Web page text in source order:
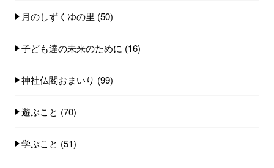
月のしずくゆの里 (50)
子ども達の未来のために (16)
神社仏閣おまいり (99)
遊ぶこと (70)
学ぶこと (51)